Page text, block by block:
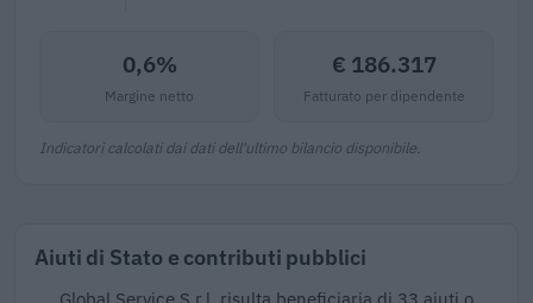
0,6%
Margine netto
€ 186.317
Fatturato per dipendente
Indicatori calcolati dai dati dell'ultimo bilancio disponibile.
Aiuti di Stato e contributi pubblici
Global Service S.r.l. risulta beneficiaria di 33 aiuti o